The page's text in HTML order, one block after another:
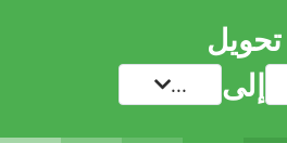
تحويل
إلى ...